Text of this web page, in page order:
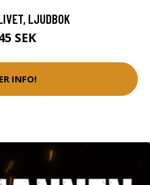
LJUDBOK
SEK
INFO!